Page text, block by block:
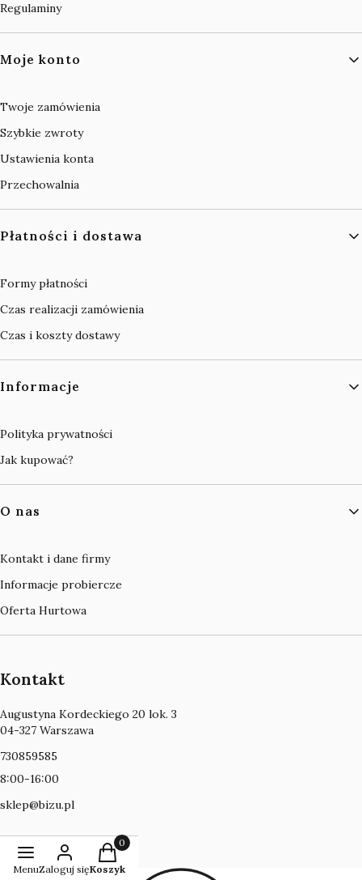
Regulaminy
Moje konto
Twoje zamówienia
Szybkie zwroty
Ustawienia konta
Przechowalnia
Płatności i dostawa
Formy płatności
Czas realizacji zamówienia
Czas i koszty dostawy
Informacje
Polityka prywatności
Jak kupować?
O nas
Kontakt i dane firmy
Informacje probiercze
Oferta Hurtowa
Kontakt
Adres:
Augustyna Kordeckiego 20 lok. 3
04-327 Warszawa
730859585
8:00-16:00
sklep@bizu.pl
MenuZaloguj się
Produkty w koszyku: 0. Zobacz szczegóły
Koszyk